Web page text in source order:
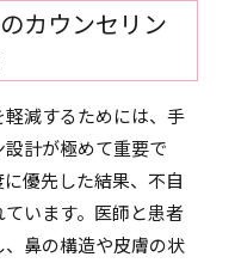
カウンセリン
減するためには、手
計が極めて重要で
優先した結果、不自
います。医師と患者
鼻の構造や皮膚の状